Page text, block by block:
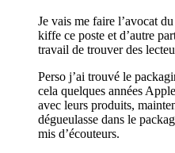
Je vais me faire l’avocat
kiffe ce poste et d’autre
travail de trouver des
Perso j’ai trouvé le
cela quelques années
avec leurs produits,
dégueulasse dans le
mis d’écouteurs.